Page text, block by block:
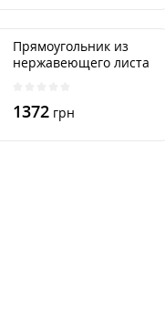
Прямоугольник из
нержавеющего листа
1372 грн